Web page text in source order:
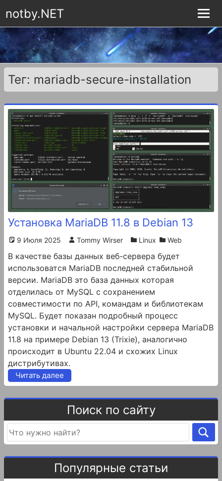
notby.NET
Тег: mariadb-secure-installation
Установка MariaDB 11.8 в Debian 13
9 Июля 2025 Tommy Wirser Linux Web
В качестве базы данных веб-сервера будет
использоватся MariaDB последней стабильной
версии. MariaDB это база данных которая
отделилась от MySQL с сохранением
совместимости по API, командам и библиотекам
MySQL. Будет показан подробный процесс
установки и начальной настройки сервера MariaDB
11.8 на примере Debian 13 (Trixie), аналогично
происходит в Ubuntu 22.04 и схожих Linux
дистрибутивах.
Читать далее
Поиск по сайту
Популярные статьи